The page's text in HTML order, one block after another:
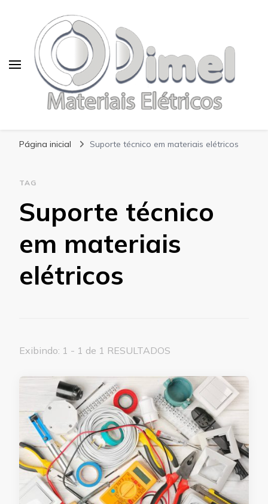
Página inicial Suporte técnico em materiais elétricos
TAG
Suporte técnico
em materiais
elétricos
Exibindo: 1 - 1 de 1 RESULTADOS